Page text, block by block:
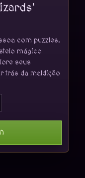
com puzzles.
mágico
seus
trás da maldição